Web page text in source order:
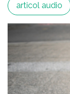
articol audio